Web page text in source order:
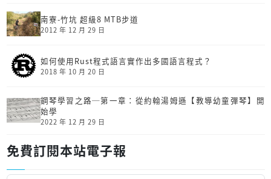
南寮-竹坑 超級8 MTB步道
2012 年 12 月 29 日
如何使用Rust程式語言實作出多國語言程式？
2018 年 10 月 20 日
鋼琴學習之路─第一章：從約翰湯姆遜【教導幼童彈琴】開
始學
2022 年 12 月 29 日
免費訂閱本站電子報